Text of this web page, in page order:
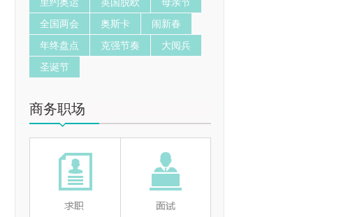
全国两会
奥斯卡
闹新春
年终盘点
克强节奏
大阅兵
圣诞节
商务职场